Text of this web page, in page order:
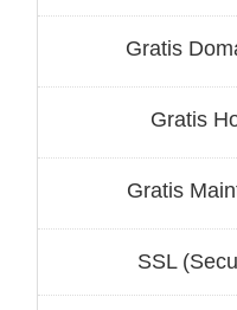
Gratis
Gratis
Gratis
SSL